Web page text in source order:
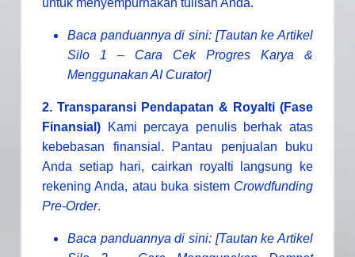
untuk menyempurnakan tulisan Anda.
Baca panduannya di sini: [Tautan ke Artikel
Silo 1 – Cara Cek Progres Karya &
Menggunakan AI Curator]
2. Transparansi Pendapatan & Royalti (Fase
Finansial) Kami percaya penulis berhak atas
kebebasan finansial. Pantau penjualan buku
Anda setiap hari, cairkan royalti langsung ke
rekening Anda, atau buka sistem Crowdfunding
Pre-Order.
Baca panduannya di sini: [Tautan ke Artikel